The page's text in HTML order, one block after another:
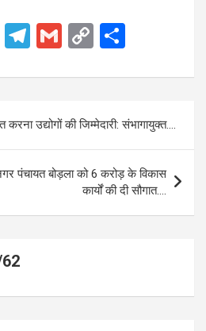
X
T
e
gr
a
m
G
ail
C
py
Li
n
k
ar
e
करना उद्योगों की जिम्मेदारी: संभागायुक्त….
पंचायत बोड़ला को 6 करोड़ के विकास
कार्यों की दी सौगात….